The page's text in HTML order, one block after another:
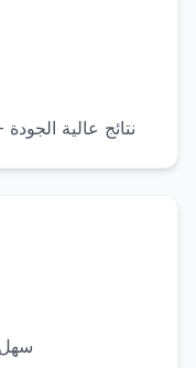
نتائج عالية
سهل